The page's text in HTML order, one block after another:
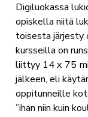
Digiluokassa
opiskella niitä
toisesta järjesty
kursseilla on
liittyy 14 x 75
jälkeen, eli
oppitunneille
”ihan niin kuin